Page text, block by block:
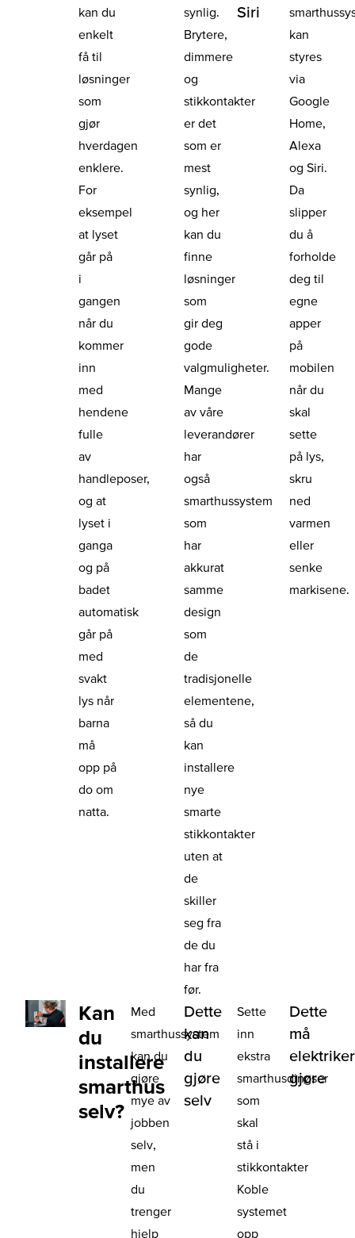
kan du
enkelt
få til
løsninger
som
gjør
hverdagen
enklere.
For
eksempel
at lyset
går på
i
gangen
når du
kommer
inn
med
hendene
fulle
av
handleposer,
og at
lyset i
ganga
og på
badet
automatisk
går på
med
svakt
lys når
barna
må
opp på
do om
natta.
synlig.
Brytere,
dimmere
og
stikkontakter
er det
som er
mest
synlig,
og her
kan du
finne
løsninger
som
gir deg
gode
valgmuligheter.
Mange
av våre
leverandører
har
også
smarthussystem
som
har
akkurat
samme
design
som
de
tradisjonelle
elementene,
så du
kan
installere
nye
smarte
stikkontakter
uten at
de
skiller
seg fra
de du
har fra
før.
Siri
kan
styres
via
Google
Home,
Alexa
og Siri.
Da
slipper
du å
forholde
deg til
egne
apper
på
mobilen
når du
skal
sette
på lys,
skru
ned
varmen
eller
senke
markisene.
Kan
du
installere
smarthus
selv?
Med
smarthussystem
kan du
gjøre
mye av
jobben
selv,
men
du
trenger
hjelp
Dette
kan
du
gjøre
selv
Sette
inn
ekstra
smarthusdingser
som
skal
stå i
stikkontakter
Koble
systemet
opp
Dette
må
gjøre